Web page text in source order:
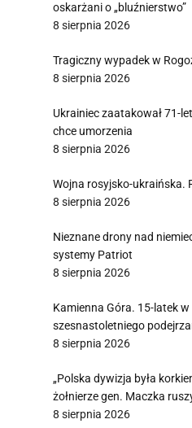
oskarżani o „bluźnierstwo”
8 sierpnia 2026
Tragiczny wypadek w
8 sierpnia 2026
Ukrainiec zaatakował 71-
chce umorzenia
8 sierpnia 2026
Wojna rosyjsko-ukraińska.
8 sierpnia 2026
Nieznane drony nad
systemy Patriot
8 sierpnia 2026
Kamienna Góra. 15-latek
szesnastoletniego
8 sierpnia 2026
„Polska dywizja była
żołnierze gen. Maczka
8 sierpnia 2026